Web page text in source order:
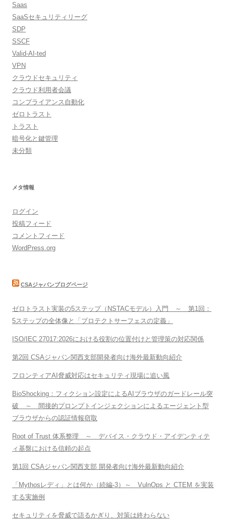
Saas
SaaSセキュリティリーグ
SDP
SSCF
Valid-AI-ted
VPN
クラウドセキュリティ
クラウド利用者会議
コンプライアンス自動化
ゼロトラスト
トラスト
暗号化と鍵管理
未分類
メタ情報
ログイン
投稿フィード
コメントフィード
WordPress.org
CSAジャパンブログページ
ゼロトラスト実装の5ステップ（NSTACモデル）入門 ～ 第1回：
5ステップの全体像と「プロテクトサーフェスの定義」
ISO/IEC 27017:2026における役割の位置付けと管理策の対応関係
第2回 CSAジャパン関西支部開発者向け海外最新動向紹介
フロンティアAI脅威対応はセキュリティ現場に追い風
BioShocking：フィクション設定によるAIブラウザのガードレール突
破 ～ 間接的プロンプトインジェクションによるエージェント型
ブラウザからの認証情報窃取
Root of Trust 体系整理 ～ デバイス・クラウド・アイデンティテ
ィ基盤における信頼の起点
第1回 CSAジャパン関西支部 開発者向け海外最新動向紹介
「Mythosレディ」とは何か（続編-3）～ VulnOps と CTEM を実装
する実施例
セキュリティを脅威で語るかぎり、対策は終わらない